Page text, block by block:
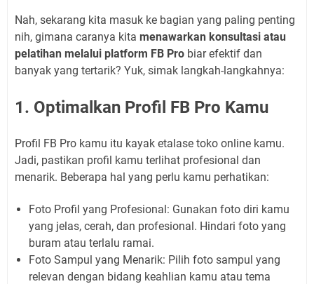
Nah, sekarang kita masuk ke bagian yang paling penting
nih, gimana caranya kita menawarkan konsultasi atau
pelatihan melalui platform FB Pro biar efektif dan
banyak yang tertarik? Yuk, simak langkah-langkahnya:
1. Optimalkan Profil FB Pro Kamu
Profil FB Pro kamu itu kayak etalase toko online kamu.
Jadi, pastikan profil kamu terlihat profesional dan
menarik. Beberapa hal yang perlu kamu perhatikan:
Foto Profil yang Profesional: Gunakan foto diri kamu
yang jelas, cerah, dan profesional. Hindari foto yang
buram atau terlalu ramai.
Foto Sampul yang Menarik: Pilih foto sampul yang
relevan dengan bidang keahlian kamu atau tema